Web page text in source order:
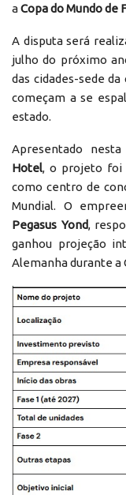
aCopa do Mundo de
A disputa será
julho do próximo
das cidades-sede
começam a se
estado.
Apresentado
Hotel, o projeto foi
como centro de
Mundial. O
Pegasus Yond,
ganhou projeção
Alemanha durante a